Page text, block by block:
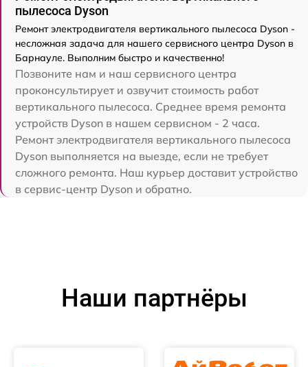
пылесоса Dyson
Ремонт электродвигателя вертикального пылесоса Dyson -
несложная задача для нашего сервисного центра Dyson в
Барнауле. Выполним быстро и качественно!
Позвоните нам и наш сервисного центра
проконсультирует и озвучит стоимость работ
вертикального пылесоса. Среднее время ремонта
устройств Dyson в нашем сервисном - 2 часа.
Ремонт электродвигателя вертикального пылесоса
Dyson выполняется на выезде, если не требует
сложного ремонта. Наш курьер доставит устройство
в сервис-центр Dyson и обратно.
Наши партнёры